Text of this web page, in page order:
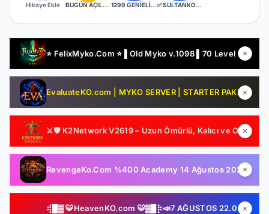
Hikaye Ekle BUGÜN AÇILDI | EŞİT PK SERVER | V24XXX | 83/1 LEVEL FULL İTEM | İTEM SATIŞI YOKTUR 1299 GENİELİ SERVER ✅ SULTANKO.COM ✅ Yeni Kayıtlara 2 Gün 500x Drop Bonus! ✅⭐ Pk Farm Server Ücretsiz! ⭐ DELTASOFT⭐
⭐ FelixMyko.Com ⭐ ▌Old Myko v.1098 ▌70 Level CAP ▌Official : 21 Ağustos Cuma 22:00 ▌Starter Paket Bizden !
EvaluateKO.com | MYKO SERVER | STARTER PAKET HEDİYE | 1.000.000 TL Ödül Havuzu | Official : 14 Ağustos 2026 -Cuma 21:00!
⚔️🛡️ K2Network V2619 – Uzun Ömürlü, Kalıcı ve Oyuncu Odaklı Farm Server | Ücretsiz PUS | Auto Upgrade | Şeffaf Sistemler | Gelişmiş Drop & Kutu Yapısı 🛡️⚔️
RevengeKo.Com %400 Academy 14 Ağustos 2026 | v.2585 Light Farm | 1500 TL Değerinde VIP Paket Hediye | GB Değerli / Item Kolay | LIGHT FARM SERVER
⢾█▓ 🐯HeavenKO.com 🐯▓█⡷📣7 AĞUSTOS 22.00 SAKIN KAÇIRMA!📣▓█⡷⢾█▓💥ÜCRETSİZ GENİE LOOT💥▓█⡷🚀AKADEMİ🚀DX11🚀▓█⡷